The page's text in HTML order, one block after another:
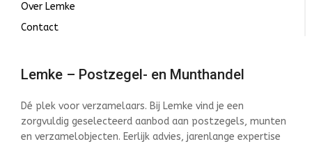
Over Lemke
Contact
Lemke – Postzegel- en Munthandel
Dé plek voor verzamelaars. Bij Lemke vind je een
zorgvuldig geselecteerd aanbod aan postzegels, munten
en verzamelobjecten. Eerlijk advies, jarenlange expertise